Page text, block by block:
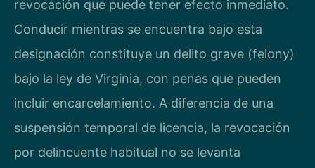
revocación que puede tener efecto inmediato.
Conducir mientras se encuentra bajo esta
designación constituye un delito grave (felony)
bajo la ley de Virginia, con penas que pueden
incluir encarcelamiento. A diferencia de una
suspensión temporal de licencia, la revocación
por delincuente habitual no se levanta